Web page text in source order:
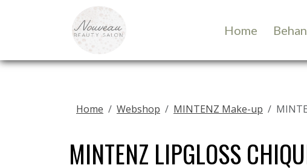
Home
Home Webshop MINTENZ Make-up
MINTENZ LIPGLOSS